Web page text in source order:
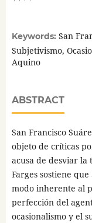
Keywords: San
Subjetivismo,
Aquino
ABSTRACT
San Francisco
objeto de críticas
acusa de desviar la
Farges sostiene
modo inherente al
perfección del
ocasionalismo y el